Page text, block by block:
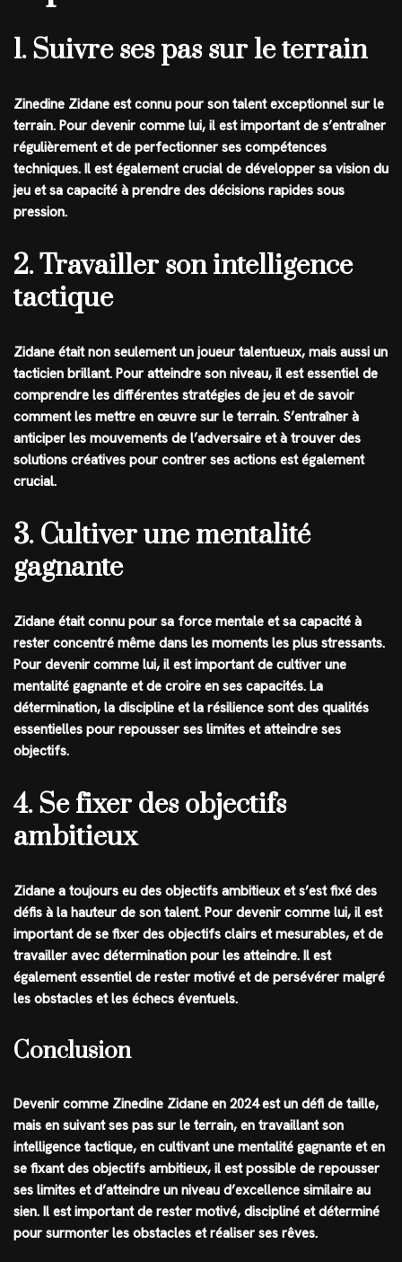
1. Suivre ses pas sur le terrain
Zinedine Zidane est connu pour son talent exceptionnel sur le
terrain. Pour devenir comme lui, il est important de s’entraîner
régulièrement et de perfectionner ses compétences
techniques. Il est également crucial de développer sa vision du
jeu et sa capacité à prendre des décisions rapides sous
pression.
2. Travailler son intelligence
tactique
Zidane était non seulement un joueur talentueux, mais aussi un
tacticien brillant. Pour atteindre son niveau, il est essentiel de
comprendre les différentes stratégies de jeu et de savoir
comment les mettre en œuvre sur le terrain. S’entraîner à
anticiper les mouvements de l’adversaire et à trouver des
solutions créatives pour contrer ses actions est également
crucial.
3. Cultiver une mentalité
gagnante
Zidane était connu pour sa force mentale et sa capacité à
rester concentré même dans les moments les plus stressants.
Pour devenir comme lui, il est important de cultiver une
mentalité gagnante et de croire en ses capacités. La
détermination, la discipline et la résilience sont des qualités
essentielles pour repousser ses limites et atteindre ses
objectifs.
4. Se fixer des objectifs
ambitieux
Zidane a toujours eu des objectifs ambitieux et s’est fixé des
défis à la hauteur de son talent. Pour devenir comme lui, il est
important de se fixer des objectifs clairs et mesurables, et de
travailler avec détermination pour les atteindre. Il est
également essentiel de rester motivé et de persévérer malgré
les obstacles et les échecs éventuels.
Conclusion
Devenir comme Zinedine Zidane en 2024 est un défi de taille,
mais en suivant ses pas sur le terrain, en travaillant son
intelligence tactique, en cultivant une mentalité gagnante et en
se fixant des objectifs ambitieux, il est possible de repousser
ses limites et d’atteindre un niveau d’excellence similaire au
sien. Il est important de rester motivé, discipliné et déterminé
pour surmonter les obstacles et réaliser ses rêves.